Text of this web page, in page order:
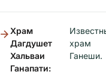
Храм
Дагдушет
Хальваи
Ганапати:
храм
Ганеши.